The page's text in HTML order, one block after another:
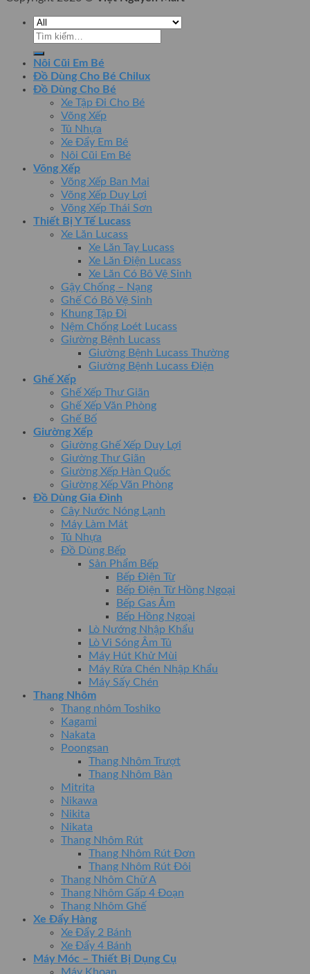
Tìm
Nôi Cũi Em Bé
Đồ Dùng Cho Bé Chilux
Đồ Dùng Cho Bé
Xe Tập Đi Cho Bé
Võng Xếp
Tủ Nhựa
Xe Đẩy Em Bé
Nôi Cũi Em Bé
Võng Xếp
Võng Xếp Ban Mai
Võng Xếp Duy Lợi
Võng Xếp Thái Sơn
Thiết Bị Y Tế Lucass
Xe Lăn Lucass
Xe Lăn Tay Lucass
Xe Lăn Điện Lucass
Xe Lăn Có Bô Vệ Sinh
Gậy Chống – Nạng
Ghế Có Bô Vệ Sinh
Khung Tập Đi
Nệm Chống Loét Lucass
Giường Bệnh Lucass
Giường Bệnh Lucass Thường
Giường Bệnh Lucass Điện
Ghế Xếp
Ghế Xếp Thư Giãn
Ghế Xếp Văn Phòng
Ghế Bố
Giường Xếp
Giường Ghế Xếp Duy Lợi
Giường Thư Giãn
Giường Xếp Hàn Quốc
Giường Xếp Văn Phòng
Đồ Dùng Gia Đình
Cây Nước Nóng Lạnh
Máy Làm Mát
Tủ Nhựa
Đồ Dùng Bếp
Sản Phẩm Bếp
Bếp Điện Từ
Bếp Điện Từ Hồng Ngoại
Bếp Gas Âm
Bếp Hồng Ngoại
Lò Nướng Nhập Khẩu
Lò Vi Sóng Âm Tủ
Máy Hút Khử Mùi
Máy Rửa Chén Nhập Khẩu
Máy Sấy Chén
Thang Nhôm
Thang nhôm Toshiko
Kagami
Nakata
Poongsan
Thang Nhôm Trượt
Thang Nhôm Bàn
Mitrita
Nikawa
Nikita
Nikata
Thang Nhôm Rút
Thang Nhôm Rút Đơn
Thang Nhôm Rút Đôi
Thang Nhôm Chữ A
Thang Nhôm Gấp 4 Đoạn
Thang Nhôm Ghế
Xe Đẩy Hàng
Xe Đẩy 2 Bánh
Xe Đẩy 4 Bánh
Máy Móc – Thiết Bị Dụng Cụ